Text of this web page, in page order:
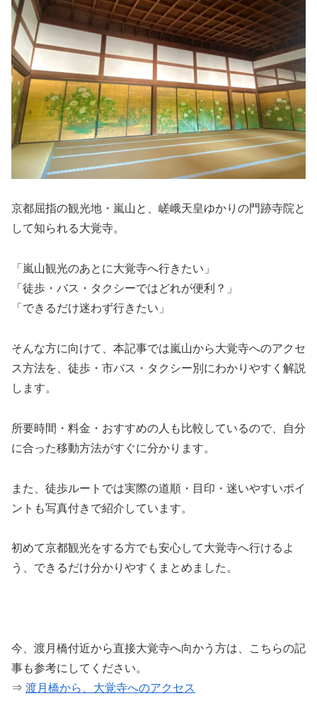
京都屈指の観光地・嵐山と、嵯峨天皇ゆかりの門跡寺院と
して知られる大覚寺。
「嵐山観光のあとに大覚寺へ行きたい」
「徒歩・バス・タクシーではどれが便利？」
「できるだけ迷わず行きたい」
そんな方に向けて、本記事では嵐山から大覚寺へのアクセ
ス方法を、徒歩・市バス・タクシー別にわかりやすく解説
します。
所要時間・料金・おすすめの人も比較しているので、自分
に合った移動方法がすぐに分かります。
また、徒歩ルートでは実際の道順・目印・迷いやすいポイ
ントも写真付きで紹介しています。
初めて京都観光をする方でも安心して大覚寺へ行けるよ
う、できるだけ分かりやすくまとめました。
今、渡月橋付近から直接大覚寺へ向かう方は、こちらの記
事も参考にしてください。
⇒ 渡月橋から、大覚寺へのアクセス